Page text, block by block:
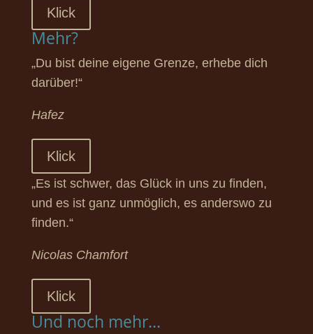
Klick
Mehr?
„Du bist deine eigene Grenze, erhebe dich
darüber!“
Hafez
Klick
„Es ist schwer, das Glück in uns zu finden,
und es ist ganz unmöglich, es anderswo zu
finden.“
Nicolas Chamfort
Klick
Und noch mehr...